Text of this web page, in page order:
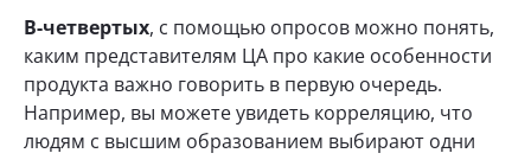
В-четвертых, с помощью опросов можно понять,
каким представителям ЦА про какие особенности
продукта важно говорить в первую очередь.
Например, вы можете увидеть корреляцию, что
людям с высшим образованием выбирают одни